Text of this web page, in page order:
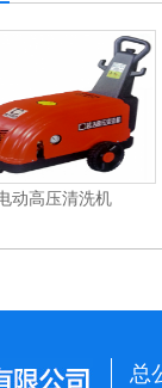
动高压清洗机
总